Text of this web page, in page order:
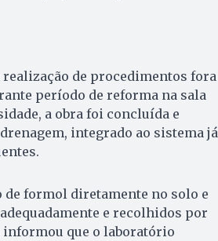
realização de procedimentos fora
período de reforma na sala
a obra foi concluída e
integrado ao sistema já
formol diretamente no solo e
e recolhidos por
informou que o laboratório